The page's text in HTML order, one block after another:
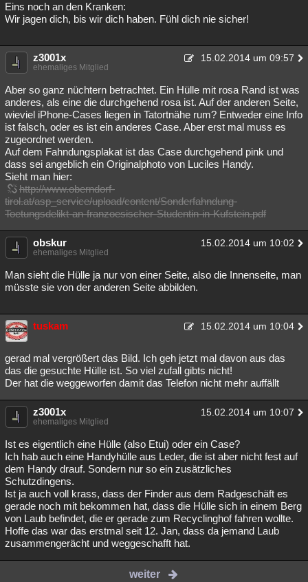
Eins noch an den Kranken:
Wir jagen dich, bis wir dich haben. Fühl dich nie sicher!
z3001x 15.02.2014 um 09:57
ehemaliges Mitglied
Aber so ganz nüchtern betrachtet. Ein Hülle mit rosa Rand ist was
anderes, als eine die durchgehend rosa ist. Auf der anderen Seite,
wieviel iPhone-Cases liegen in Tatortnähe rum? Entweder eine Info
ist falsch, oder es ist ein anderes Case. Aber erst mal muss es
zugeordnet werden.
Auf dem Fahndungsplakat ist das Case durchgehend pink und
dass sei angeblich ein Originalphoto von Luciles Handy.
Sieht man hier:
http://www.oberndorf-
tirol.at/asp_service/upload/content/Sonderfahndung-
Toetungsdelikt-an-franzoesischer-Studentin-in-Kufstein.pdf
obskur 15.02.2014 um 10:02
ehemaliges Mitglied
Man sieht die Hülle ja nur von einer Seite, also die Innenseite, man
müsste sie von der anderen Seite abbilden.
tuskam 15.02.2014 um 10:04
gerad mal vergrößert das Bild. Ich geh jetzt mal davon aus das
das die gesuchte Hülle ist. So viel zufall gibts nicht!
Der hat die weggeworfen damit das Telefon nicht mehr auffällt
z3001x 15.02.2014 um 10:07
ehemaliges Mitglied
Ist es eigentlich eine Hülle (also Etui) oder ein Case?
Ich hab auch eine Handyhülle aus Leder, die ist aber nicht fest auf
dem Handy drauf. Sondern nur so ein zusätzliches
Schutzdingens.
Ist ja auch voll krass, dass der Finder aus dem Radgeschäft es
gerade noch mit bekommen hat, dass die Hülle sich in einem Berg
von Laub befindet, die er gerade zum Recyclinghof fahren wollte.
Hoffe das war das erstmal seit 12. Jan, dass da jemand Laub
zusammengerächt und weggeschafft hat.
weiter